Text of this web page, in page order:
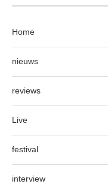
Home
nieuws
reviews
Live
festival
interview